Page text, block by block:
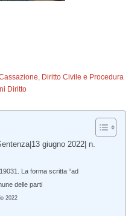
, Diritto Civile e Procedura
Diritto
giugno 2022| n.
La forma scritta “ad
delle parti
2022